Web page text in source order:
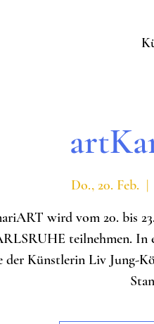
Do., 20. Feb.
  |
wird vom 20. bis
teilnehmen. In
der Künstlerin Liv Jung-